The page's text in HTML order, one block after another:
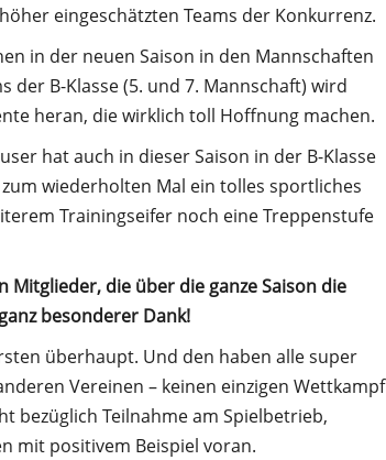
eingeschätzten Teams der Konkurrenz.
in der neuen Saison in den Mannschaften
der B-Klasse (5. und 7. Mannschaft) wird
heran, die wirklich toll Hoffnung machen.
hat auch in dieser Saison in der B-Klasse
wiederholten Mal ein tolles sportliches
Trainingseifer noch eine Treppenstufe
die über die ganze Saison die
besonderer Dank!
überhaupt. Und den haben alle super
Vereinen – keinen einzigen Wettkampf
bezüglich Teilnahme am Spielbetrieb,
mit positivem Beispiel voran.